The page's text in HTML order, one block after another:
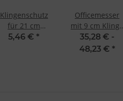
Klingenschutz
für 21 cm
Klingen von Dick
5,46 € *
Officemesser
mit 9 cm Klinge
von Premier
Plus von Dick
35,28 € -
48,23 € *
Endgeräteeigenschaften zur